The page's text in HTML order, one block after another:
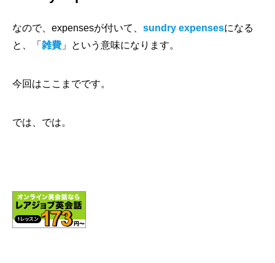
なので、expensesが付いて、 sundry expensesになる
と、「 雑費 」という意味になります。
今回はここまでです。
では、では。